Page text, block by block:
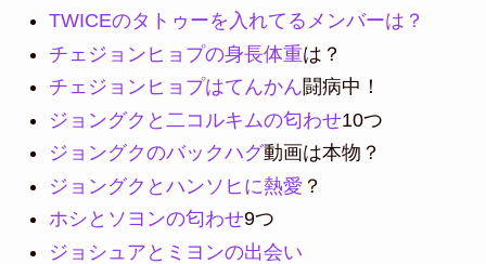
TWICEのタトゥーを入れてるメンバーは？
チェジョンヒョプの身長体重は？
チェジョンヒョプはてんかん闘病中！
ジョングクと二コルキムの匂わせ10つ
ジョングクのバックハグ動画は本物？
ジョングクとハンソヒに熱愛 ？
ホシとソヨンの匂わせ9つ
ジョシュアとミヨンの出会い